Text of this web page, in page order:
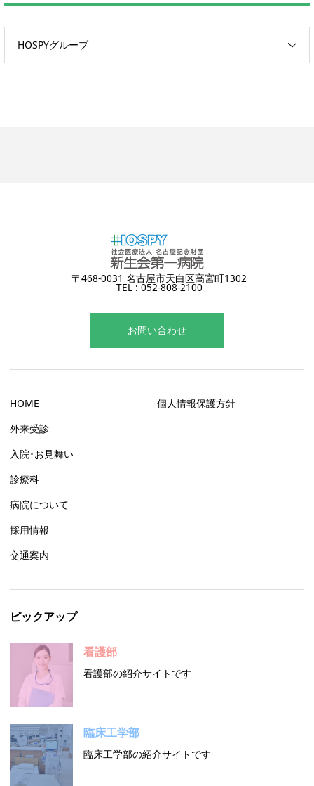
HOSPYグループ
〒468-0031 名古屋市天白区高宮町1302
TEL :052-808-2100
お問い合わせ
HOME
外来受診
入院･お見舞い
診療科
病院について
採用情報
交通案内
個人情報保護方針
ピックアップ
看護部
看護部の紹介サイトです
臨床工学部
臨床工学部の紹介サイトです